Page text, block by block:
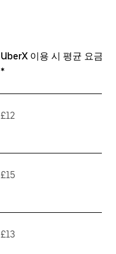
UberX 이용 시 평균 요금
*
£12
£15
£13